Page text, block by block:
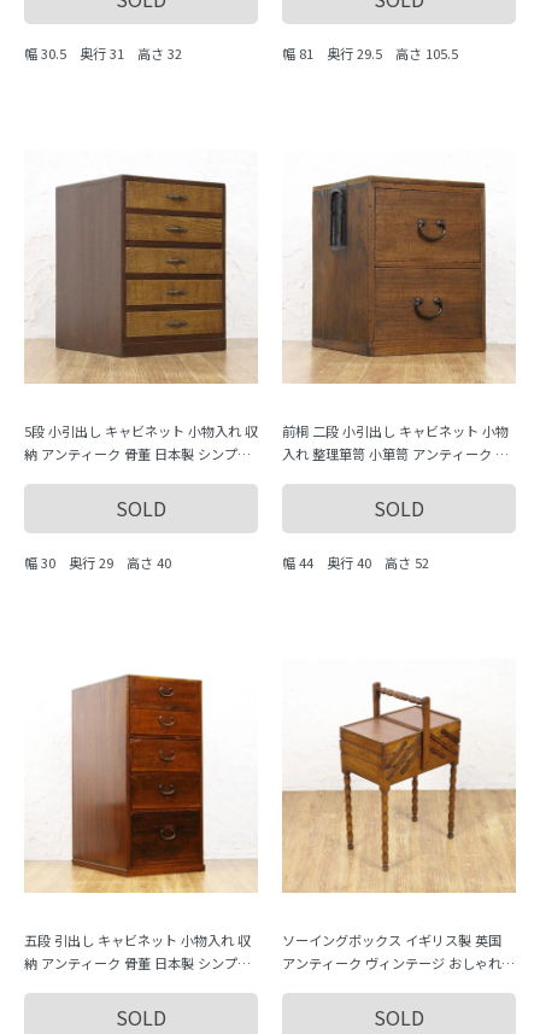
幅 30.5 奥行 31 高さ 32 幅 81 奥行 29.5 高さ 105.5
5段 小引出し キャビネット 小物入れ 収
納 アンティーク 骨董 日本製 シンプル
SOLD
幅 30 奥行 29 高さ 40
前桐 二段 小引出し キャビネット 小物
入れ 整理箪笥 小箪笥 アンティーク 骨
SOLD
幅 44 奥行 40 高さ 52
五段 引出し キャビネット 小物入れ 収
納 アンティーク 骨董 日本製 シンプル
SOLD
ソーイングボックス イギリス製 英国
アンティーク ヴィンテージ おしゃれ
SOLD